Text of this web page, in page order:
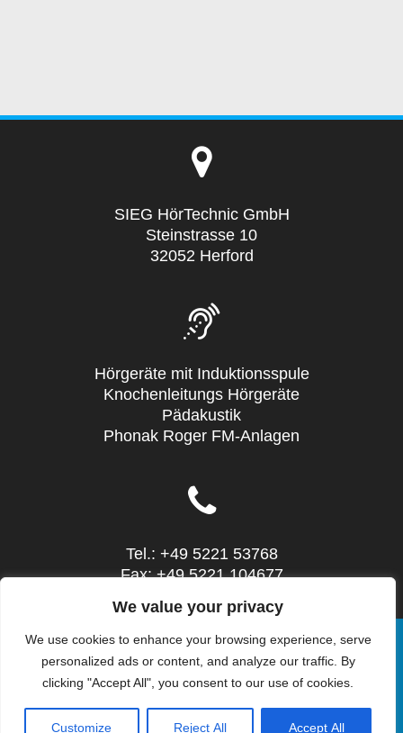
We value your privacy
We use cookies to enhance your browsing experience, serve
personalized ads or content, and analyze our traffic. By
clicking "Accept All", you consent to our use of cookies.
Customize Reject All Accept All
SIEG HörTechnic GmbH
Steinstrasse 10
32052 Herford
Hörgeräte mit Induktionsspule
Knochenleitungs Hörgeräte
Pädakustik
Phonak Roger FM-Anlagen
Tel.: +49 5221 53768
Fax: +49 5221 104677